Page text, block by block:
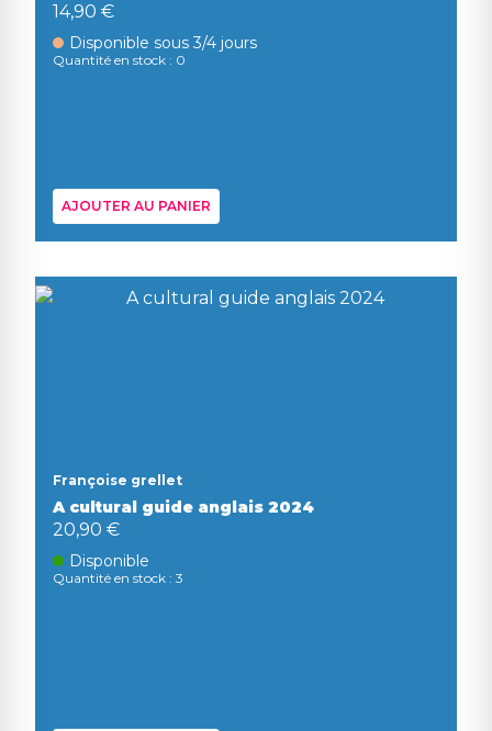
14,90 €
Disponible sous 3/4 jours
Quantité en stock : 0
AJOUTER AU PANIER
Françoise grellet
A cultural guide anglais 2024
20,90 €
Disponible
Quantité en stock : 3